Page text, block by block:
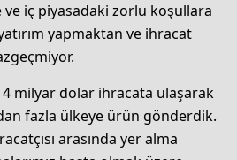
iç piyasadaki zorlu koşullara
yapmaktan ve ihracat
4 milyar dolar ihracata ulaşarak
fazla ülkeye ürün gönderdik.
arasında yer alma